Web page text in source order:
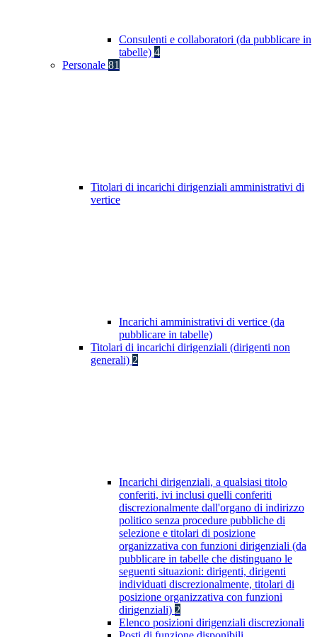
Consulenti e collaboratori (da pubblicare in
tabelle) 4
Personale 81
Titolari di incarichi dirigenziali amministrativi di
vertice
Incarichi amministrativi di vertice (da
pubblicare in tabelle)
Titolari di incarichi dirigenziali (dirigenti non
generali) 2
Incarichi dirigenziali, a qualsiasi titolo
conferiti, ivi inclusi quelli conferiti
discrezionalmente dall'organo di indirizzo
politico senza procedure pubbliche di
selezione e titolari di posizione
organizzativa con funzioni dirigenziali (da
pubblicare in tabelle che distinguano le
seguenti situazioni: dirigenti, dirigenti
individuati discrezionalmente, titolari di
posizione organizzativa con funzioni
dirigenziali) 2
Elenco posizioni dirigenziali discrezionali